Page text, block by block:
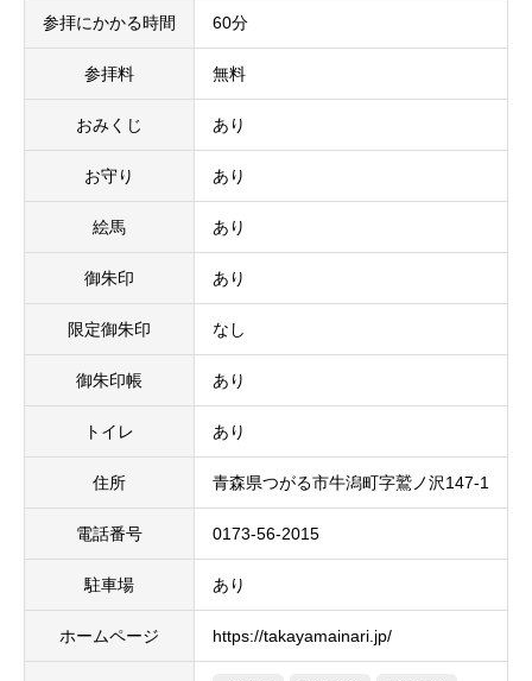
参拝にかかる時間 60分
参拝料 無料
おみくじ あり
お守り あり
絵馬 あり
御朱印 あり
限定御朱印 なし
御朱印帳 あり
トイレ あり
住所 青森県つがる市牛潟町字鷲ノ沢147-1
電話番号 0173-56-2015
駐車場 あり
ホームページ https://takayamainari.jp/